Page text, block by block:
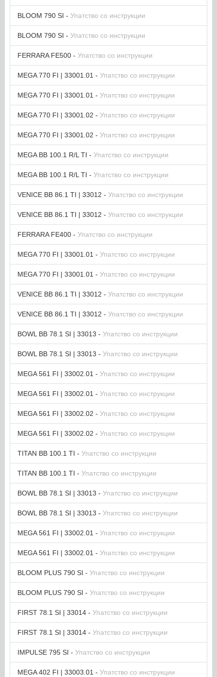
BLOOM 790 SI - Упатство со инструкции
BLOOM 790 SI - Упатство со инструкции
FERRARA FE500 - Упатство со инструкции
MEGA 770 FI | 33001.01 - Упатство со инструкции
MEGA 770 FI | 33001.01 - Упатство со инструкции
MEGA 770 FI | 33001.02 - Упатство со инструкции
MEGA 770 FI | 33001.02 - Упатство со инструкции
MEGA BB 100.1 R/L TI - Упатство со инструкции
MEGA BB 100.1 R/L TI - Упатство со инструкции
VENICE BB 86.1 TI | 33012 - Упатство со инструкции
VENICE BB 86.1 TI | 33012 - Упатство со инструкции
FERRARA FE400 - Упатство со инструкции
MEGA 770 FI | 33001.01 - Упатство со инструкции
MEGA 770 FI | 33001.01 - Упатство со инструкции
VENICE BB 86.1 TI | 33012 - Упатство со инструкции
VENICE BB 86.1 TI | 33012 - Упатство со инструкции
BOWL BB 78.1 SI | 33013 - Упатство со инструкции
BOWL BB 78.1 SI | 33013 - Упатство со инструкции
MEGA 561 FI | 33002.01 - Упатство со инструкции
MEGA 561 FI | 33002.01 - Упатство со инструкции
MEGA 561 FI | 33002.02 - Упатство со инструкции
MEGA 561 FI | 33002.02 - Упатство со инструкции
TITAN BB 100.1 TI - Упатство со инструкции
TITAN BB 100.1 TI - Упатство со инструкции
BOWL BB 78.1 SI | 33013 - Упатство со инструкции
BOWL BB 78.1 SI | 33013 - Упатство со инструкции
MEGA 561 FI | 33002.01 - Упатство со инструкции
MEGA 561 FI | 33002.01 - Упатство со инструкции
BLOOM PLUS 790 SI - Упатство со инструкции
BLOOM PLUS 790 SI - Упатство со инструкции
FIRST 78.1 SI | 33014 - Упатство со инструкции
FIRST 78.1 SI | 33014 - Упатство со инструкции
IMPULSE 795 SI - Упатство со инструкции
MEGA 402 FI | 33003.01 - Упатство со инструкции